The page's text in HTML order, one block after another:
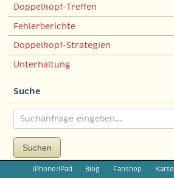
Doppelkopf-Treffen
Fehlerberichte
Doppelkopf-Strategien
Unterhaltung
Suche
Suchen
iPhone/iPad Blog Fanshop Karte